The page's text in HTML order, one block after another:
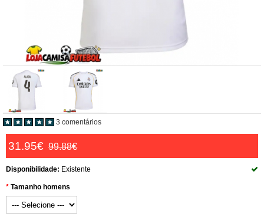
3 comentários
31.95€ 99.88€
Disponibilidade: Existente
Tamanho homens